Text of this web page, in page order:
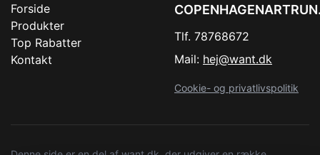
Forside
Produkter
Top Rabatter
Kontakt
Tlf. 78768672
Mail: hej@want.dk
Cookie- og privatlivspolitik